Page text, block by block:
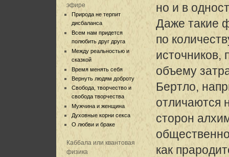
эфире
Природа не терпит
дисбаланса
Всем нам придется
полюбить друг друга
Между реальностью и
сказкой
Время менять себя
Вернуть людям доброту
Свобода, творчество и
свобода творчества
Мужчина и женщина
Духовные корни секса
О любви и браке
Каббала или квантовая
физика
но и в
Даже такие
по
источников,
объему
Бертло,
отличаются
сторон
как